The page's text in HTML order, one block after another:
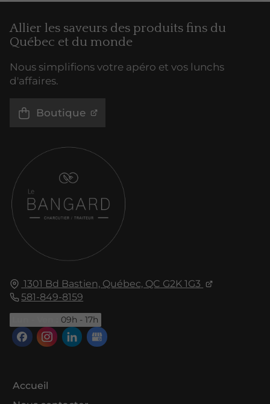
1301 Bd Bastien, Québec, QC G2K 1G3
581-849-8159
09h - 17h
Accueil
Allier les saveurs des produits fins du
Québec et du monde
Nous simplifions votre apéro et vos lunchs
d'affaires.
Boutique